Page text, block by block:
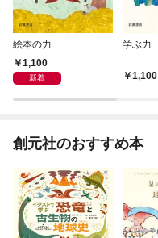
絵本の力
1,100
新着
学ぶ力
1,100
創元社のおすすめ本